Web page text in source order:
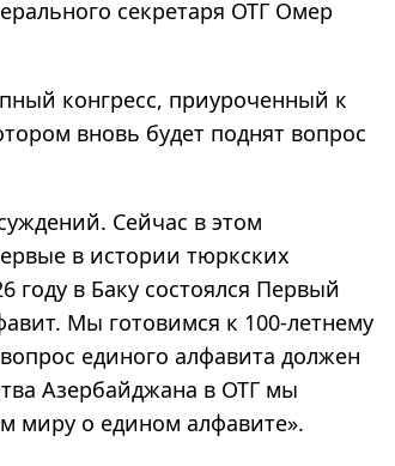
секретаря ОТГ Омер
конгресс, приуроченный к
вновь будет поднят вопрос
Сейчас в этом
в истории тюркских
году в Баку состоялся Первый
Мы готовимся к 100-летнему
единого алфавита должен
Азербайджана в ОТГ мы
миру о едином алфавите».